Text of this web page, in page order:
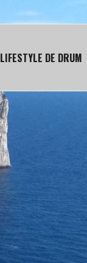
LIFESTYLE DE DRUM